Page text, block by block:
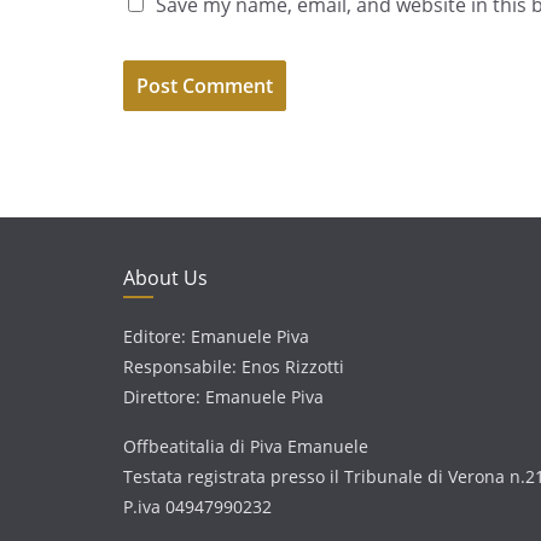
About Us
Editore: Emanuele Piva
Responsabile: Enos Rizzotti
Direttore: Emanuele Piva
Offbeatitalia di Piva Emanuele
Testata registrata presso il Tribunale di Verona
P.iva 04947990232